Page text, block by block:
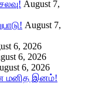
August 7,
August 7,
6, 2026
6, 2026
6, 2026
மனித இனம்!